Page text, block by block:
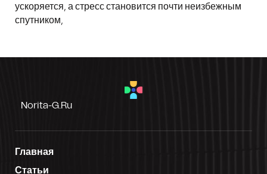
ускоряется, а стресс становится почти неизбежным
спутником,
Norita-G.ru
Главная
Статьи